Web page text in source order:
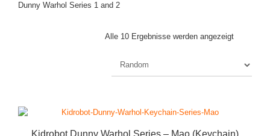
Dunny Warhol Series 1 and 2
Alle 10 Ergebnisse werden angezeigt